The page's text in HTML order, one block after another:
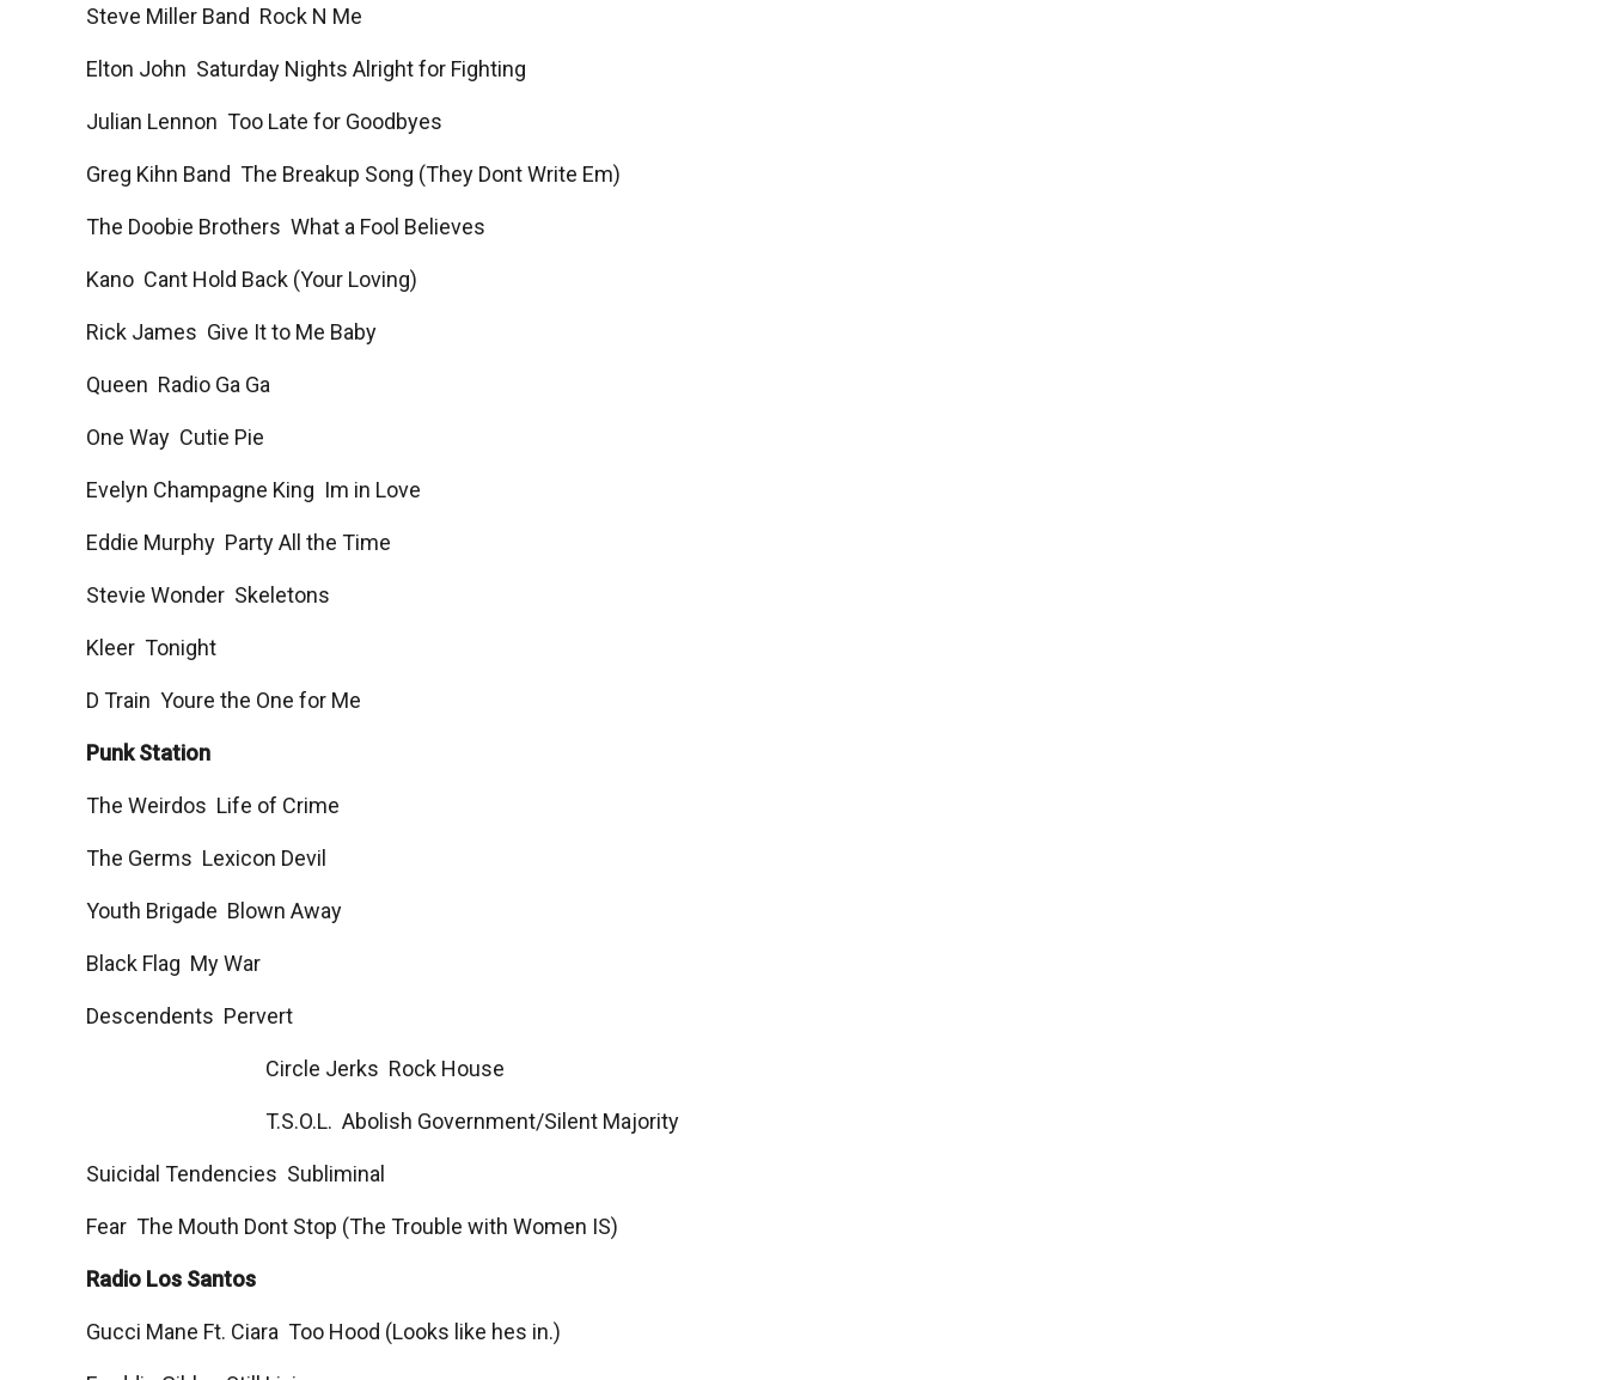
Steve Miller Band  Rock N Me
Elton John  Saturday Nights Alright for Fighting
Julian Lennon  Too Late for Goodbyes
Greg Kihn Band  The Breakup Song (They Dont Write Em)
The Doobie Brothers  What a Fool Believes
Kano  Cant Hold Back (Your Loving)
Rick James  Give It to Me Baby
Queen  Radio Ga Ga
One Way  Cutie Pie
Evelyn Champagne King  Im in Love
Eddie Murphy  Party All the Time
Stevie Wonder  Skeletons
Kleer  Tonight
D Train  Youre the One for Me
Punk Station
The Weirdos  Life of Crime
The Germs  Lexicon Devil
Youth Brigade  Blown Away
Black Flag  My War
Descendents  Pervert
Circle Jerks  Rock House
T.S.O.L.  Abolish Government/Silent Majority
Suicidal Tendencies  Subliminal
Fear  The Mouth Dont Stop (The Trouble with Women IS)
Radio Los Santos
Gucci Mane Ft. Ciara  Too Hood (Looks like hes in.)